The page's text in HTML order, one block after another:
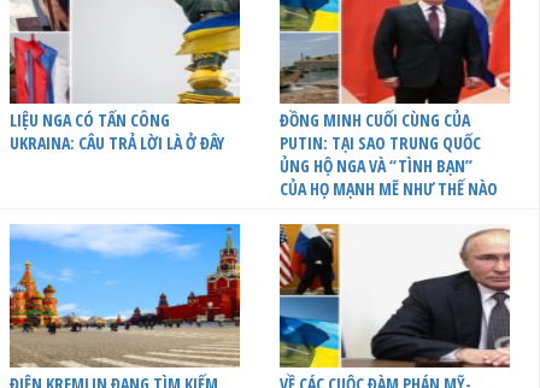
LIỆU NGA CÓ TẤN CÔNG
UKRAINA: CÂU TRẢ LỜI LÀ Ở ĐÂY
ĐỒNG MINH CUỐI CÙNG CỦA
PUTIN: TẠI SAO TRUNG QUỐC
ỦNG HỘ NGA VÀ “TÌNH BẠN”
CỦA HỌ MẠNH MẼ NHƯ THẾ NÀO